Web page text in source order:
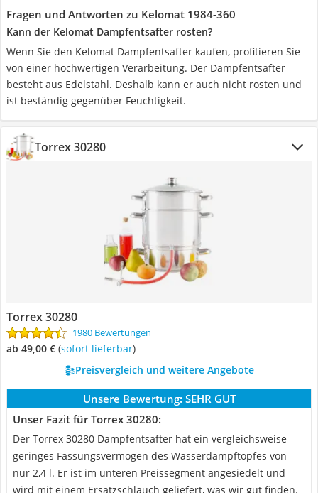
Fragen und Antworten zu Kelomat 1984-360
Kann der Kelomat Dampfentsafter rosten?
Wenn Sie den Kelomat Dampfentsafter kaufen, profitieren Sie
von einer hochwertigen Verarbeitung. Der Dampfentsafter
besteht aus Edelstahl. Deshalb kann er auch nicht rosten und
ist beständig gegenüber Feuchtigkeit.
Torrex 30280
Torrex 30280
1980 Bewertungen
ab 49,00 € ( Sofort lieferbar)
Preisvergleich und weitere Angebote
Unsere Bewertung: SEHR GUT
Unser Fazit für Torrex 30280:
Der Torrex 30280 Dampfentsafter hat ein vergleichsweise
geringes Fassungsvermögen des Wasserdampftopfes von
nur 2,4 l. Er ist im unteren Preissegment angesiedelt und
wird mit einem Ersatzschlauch geliefert, was wir gut finden.